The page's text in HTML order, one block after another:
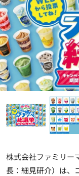
株式会社ファミリー
長：細見研介）は、